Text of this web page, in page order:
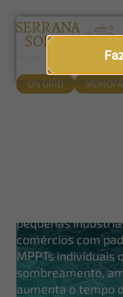
ON GRID
pequenas
comércios com
MPPTs individuais
sombreamento,
aumenta o tempo